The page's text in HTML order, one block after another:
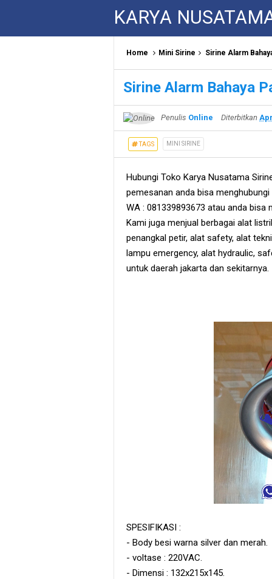
KARYA
Home Mini Sirine Sirine Alarm
Sirine Alarm Bahaya
Penulis Online Diterbitkan
TAGS MINI SIRINE
Hubungi Toko Karya Nusatama
pemesanan anda bisa
WA : 081339893673 atau anda bisa
Kami juga menjual berbagai alat
penangkal petir, alat safety, alat
lampu emergency, alat hydraulic,
untuk daerah jakarta dan sekitarnya.
SPESIFIKASI :
- Body besi warna silver dan merah.
- voltase : 220VAC.
- Dimensi : 132x215x145.